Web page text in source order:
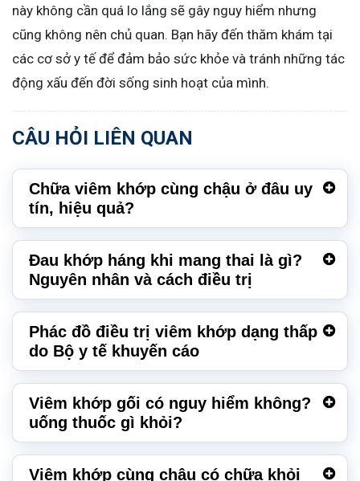
này không cần quá lo lắng sẽ gây nguy hiểm nhưng
cũng không nên chủ quan. Bạn hãy đến thăm khám tại
các cơ sở y tế để đảm bảo sức khỏe và tránh những tác
động xấu đến đời sống sinh hoạt của mình.
CÂU HỎI LIÊN QUAN
Chữa viêm khớp cùng chậu ở đâu uy
tín, hiệu quả?
Đau khớp háng khi mang thai là gì?
Nguyên nhân và cách điều trị
Phác đồ điều trị viêm khớp dạng thấp
do Bộ y tế khuyến cáo
Viêm khớp gối có nguy hiểm không?
uống thuốc gì khỏi?
Viêm khớp cùng chậu có chữa khỏi